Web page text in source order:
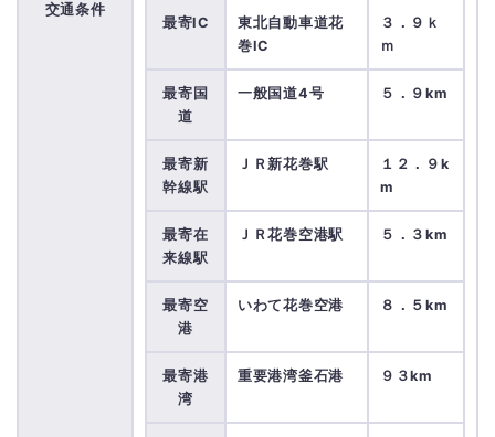
交通条件
最寄IC
東北自動車道花
巻IC
３．９ｋ
ｍ
最寄国
道
一般国道4号 ５．９km
最寄新
幹線駅
ＪＲ新花巻駅
１２．９k
m
最寄在
来線駅
ＪＲ花巻空港駅 ５．３km
最寄空
港
いわて花巻空港 ８．５km
最寄港
湾
重要港湾釜石港 ９３km